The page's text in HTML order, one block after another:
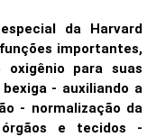
da Harvard
importantes,
para suas
- auxiliando a
- normalização da
e tecidos -